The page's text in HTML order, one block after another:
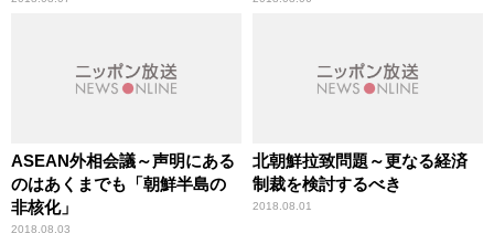
ASEAN外相会議～声明にある
のはあくまでも「朝鮮半島の
非核化」
2018.08.03
北朝鮮拉致問題～更なる経済
制裁を検討するべき
2018.08.01